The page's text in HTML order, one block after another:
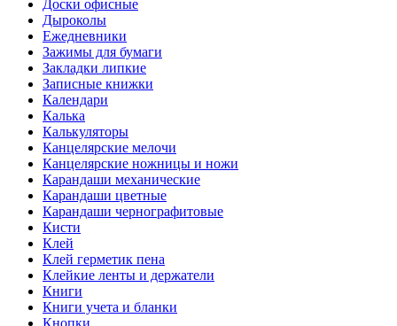
Доски офисные
Дыроколы
Ежедневники
Зажимы для бумаги
Закладки липкие
Записные книжки
Календари
Калька
Калькуляторы
Канцелярские мелочи
Канцелярские ножницы и ножи
Карандаши механические
Карандаши цветные
Карандаши чернографитовые
Кисти
Клей
Клей герметик пена
Клейкие ленты и держатели
Книги
Книги учета и бланки
Кнопки